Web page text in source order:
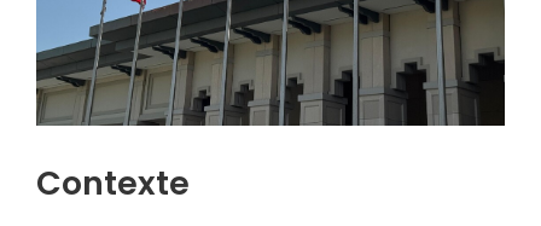
Contexte